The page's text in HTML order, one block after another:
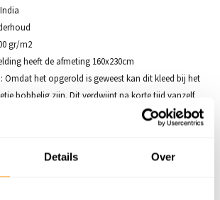
Details Over
gr/m2
heeft de afmeting 160x230cm
Omdat het opgerold is geweest kan dit kleed bij het
bobbelig zijn. Dit verdwijnt na korte tijd vanzelf.
tegenovergestelde richting kan helpen.